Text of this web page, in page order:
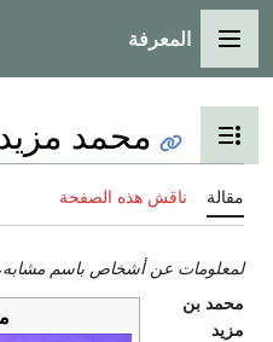
القائمة الرئيسية
المعرفة
تبديل عرض جدول المحتويات
محمد
مقالة ناقش هذه الصفحة
لمعلومات عن أشخاص باسم
محمد بن
مزيد